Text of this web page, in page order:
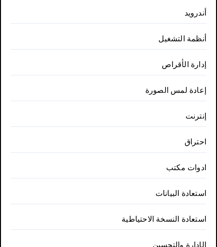
أندرويد
أنظمة التشغيل
إدارة الأقراص
إعادة لمس الصورة
إنترنت
احتراق
ادوات مكتب
استعادة البيانات
استعادة النسخة الاحتياطية
الإدارة والتحسين